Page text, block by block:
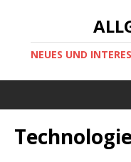
NEUES UND